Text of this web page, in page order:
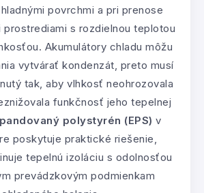
povrchmi a pri prenose
prostrediami s rozdielnou teplotou
Akumulátory chladu môžu
vytvárať kondenzát, preto musí
tak, aby vlhkosť neohrozovala
funkčnosť jeho tepelnej
polystyrén (EPS) v
poskytuje praktické riešenie,
tepelnú izoláciu s odolnosťou
prevádzkovým podmienkam